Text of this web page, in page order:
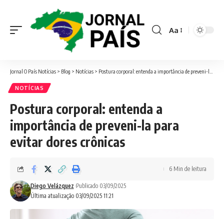
Font
Aa
Jornal O País Notícias > Blog > Notícias > Postura corporal: entenda a importância de preveni-la para evitar dores crônicas
NOTÍCIAS
Postura corporal: entenda a
importância de preveni-la para
evitar dores crônicas
Última atualização 03/09/2025 11:21
Diego Velázquez Publicado 03/09/2025
6 Min de leitura